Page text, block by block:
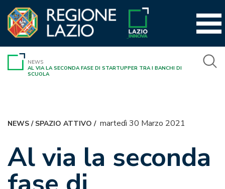
contenuto
NEWS
AL VIA LA SECONDA FASE DI STARTUPPER TRA I BANCHI DI
SCUOLA
NEWS/ SPAZIO ATTIVO / martedì 30 Marzo 2021
Al via la seconda